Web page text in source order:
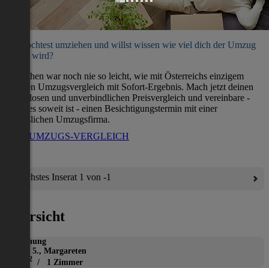
Du möchtest umziehen und willst wissen wie viel dich der Umzug
kosten wird?
Umziehen war noch nie so leicht, wie mit Österreichs einzigem
direkten Umzugsvergleich mit Sofort-Ergebnis. Mach jetzt deinen
kostenlosen und unverbindlichen Preisvergleich und vereinbare -
wenn es soweit ist - einen Besichtigungstermin mit einer
verlässlichen Umzugsfirma.
ZUM UMZUGS-VERGLEICH
Nächstes Inserat 1 von -1
Übersicht
Wohnung
Wien 5., Margareten
2 / 1 Zimmer